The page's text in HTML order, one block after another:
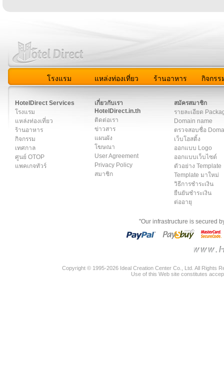
โรงแรม แหล่งท่องเที่ยว ร้านอาหาร กิจกรร
HotelDirect Services
โรงแรม
แหล่งท่องเที่ยว
ร้านอาหาร
กิจกรรม
เทศกาล
ศูนย์ OTOP
แพคเกจทัวร์
เกี่ยวกับเรา
HotelDirect.in.th
ติดต่อเรา
ข่าวสาร
แผนผัง
โฆษณา
User Agreement
Privacy Policy
สมาชิก
สมัครสมาชิก
รายละเอียด
Domain name
ตรวจสอบชื่อ
เว็บโฮสติ้ง
ออกแบบ Logo
ออกแบบเว็บไซต์
ตัวอย่าง Template
Template มาใหม่
วิธีการชำระเงิน
ยืนยันชำระเงิน
ต่ออายุ
"Our infrastructure is secured
Copyright © 1995-2026 Ideal Creation Center Co., Ltd. All Rights
Use of this Web site constitutes